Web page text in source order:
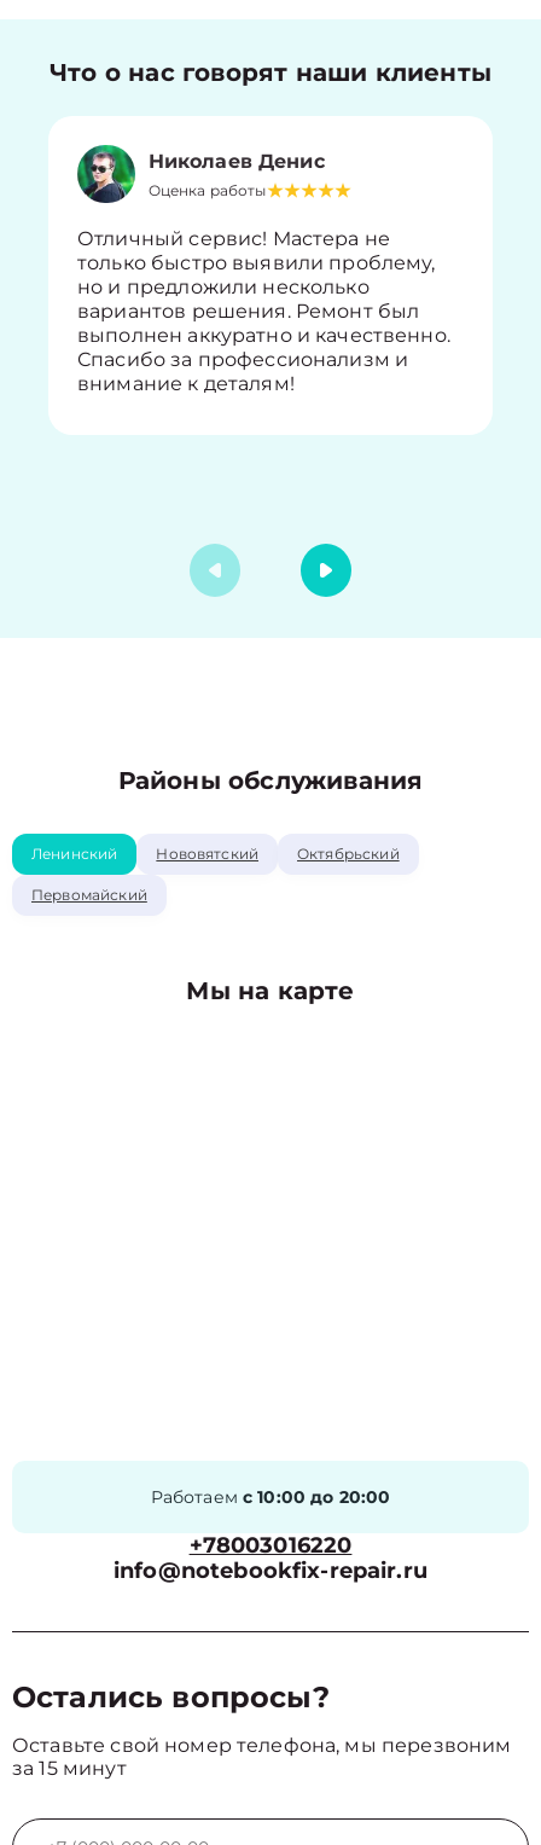
Что о нас говорят наши клиенты
Николаев Денис
Оценка работы
Отличный сервис! Мастера не
только быстро выявили проблему,
но и предложили несколько
вариантов решения. Ремонт был
выполнен аккуратно и качественно.
Спасибо за профессионализм и
внимание к деталям!
Районы обслуживания
Ленинский Нововятский Октябрьский
Первомайский
Мы на карте
Работаем с 10:00 до 20:00
+78003016220
info@notebookfix-repair.ru
Остались вопросы?
Оставьте свой номер телефона, мы перезвоним
за 15 минут